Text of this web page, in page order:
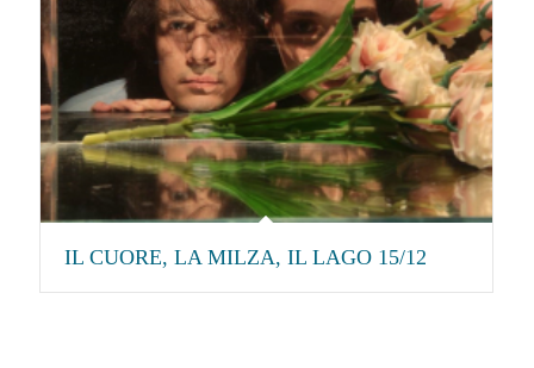
IL CUORE, LA MILZA, IL LAGO 15/12